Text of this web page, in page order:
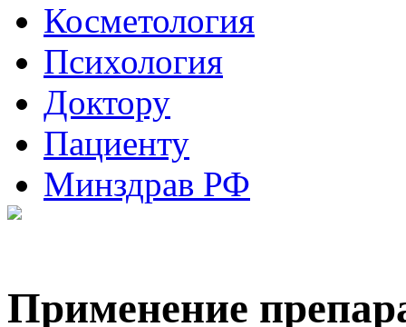
Косметология
Психология
Доктору
Пациенту
Минздрав РФ
Применение